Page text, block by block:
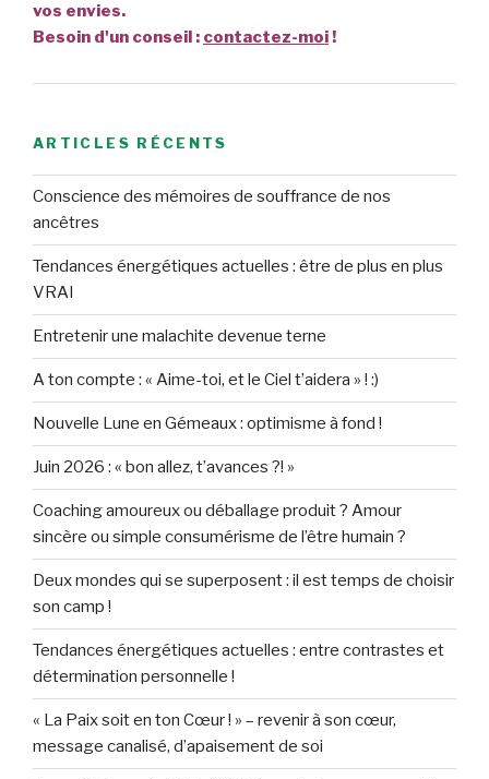
vos envies.
Besoin d'un conseil : contactez-moi!
ARTICLES RÉCENTS
Conscience des mémoires de souffrance de nos
ancêtres
Tendances énergétiques actuelles : être de plus en plus
VRAI
Entretenir une malachite devenue terne
A ton compte : « Aime-toi, et le Ciel t’aidera » ! :)
Nouvelle Lune en Gémeaux : optimisme à fond !
Juin 2026 : « bon allez, t’avances ?! »
Coaching amoureux ou déballage produit ? Amour
sincère ou simple consumérisme de l’être humain ?
Deux mondes qui se superposent : il est temps de choisir
son camp !
Tendances énergétiques actuelles : entre contrastes et
détermination personnelle !
« La Paix soit en ton Cœur ! » – revenir à son cœur,
message canalisé, d’apaisement de soi